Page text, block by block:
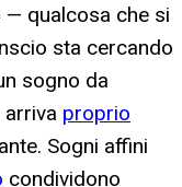
qualcosa che si
sta cercando
sogno da
proprio
Sogni affini
condividono